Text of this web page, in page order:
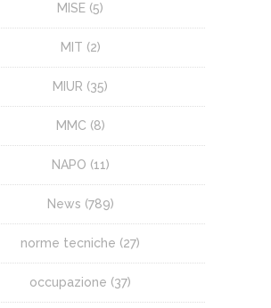
MISE (5)
MIT (2)
MIUR (35)
MMC (8)
NAPO (11)
News (789)
norme tecniche (27)
occupazione (37)